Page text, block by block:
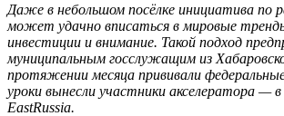
Даже в небольшом посёлке инициатива по
может удачно вписаться в мировые
инвестиции и внимание. Такой подход
муниципальным госслужащим из
протяжении месяца прививали
уроки вынесли участники акселератора —
EastRussia.